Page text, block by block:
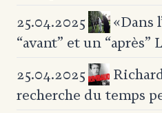
25.04.2025
«Dans
“avant” et un “après”
25.04.2025
recherche du temps